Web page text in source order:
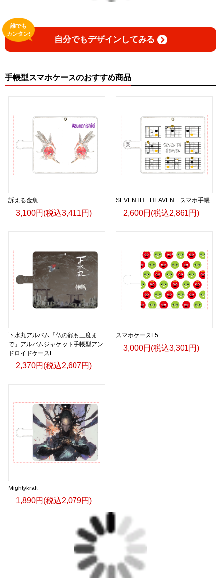
自分でもデザインしてみる
誰でも
カンタン!
手帳型スマホケースのおすすめ商品
訴える金魚
3,100円(税込3,411円)
SEVENTH HEAVEN スマホ手帳
2,600円(税込2,861円)
下水丸アルバム「仏の顔も三度ま
で」アルバムジャケット手帳型アン
ドロイドケースL
2,370円(税込2,607円)
スマホケースL5
3,000円(税込3,301円)
Mightykraft
1,890円(税込2,079円)